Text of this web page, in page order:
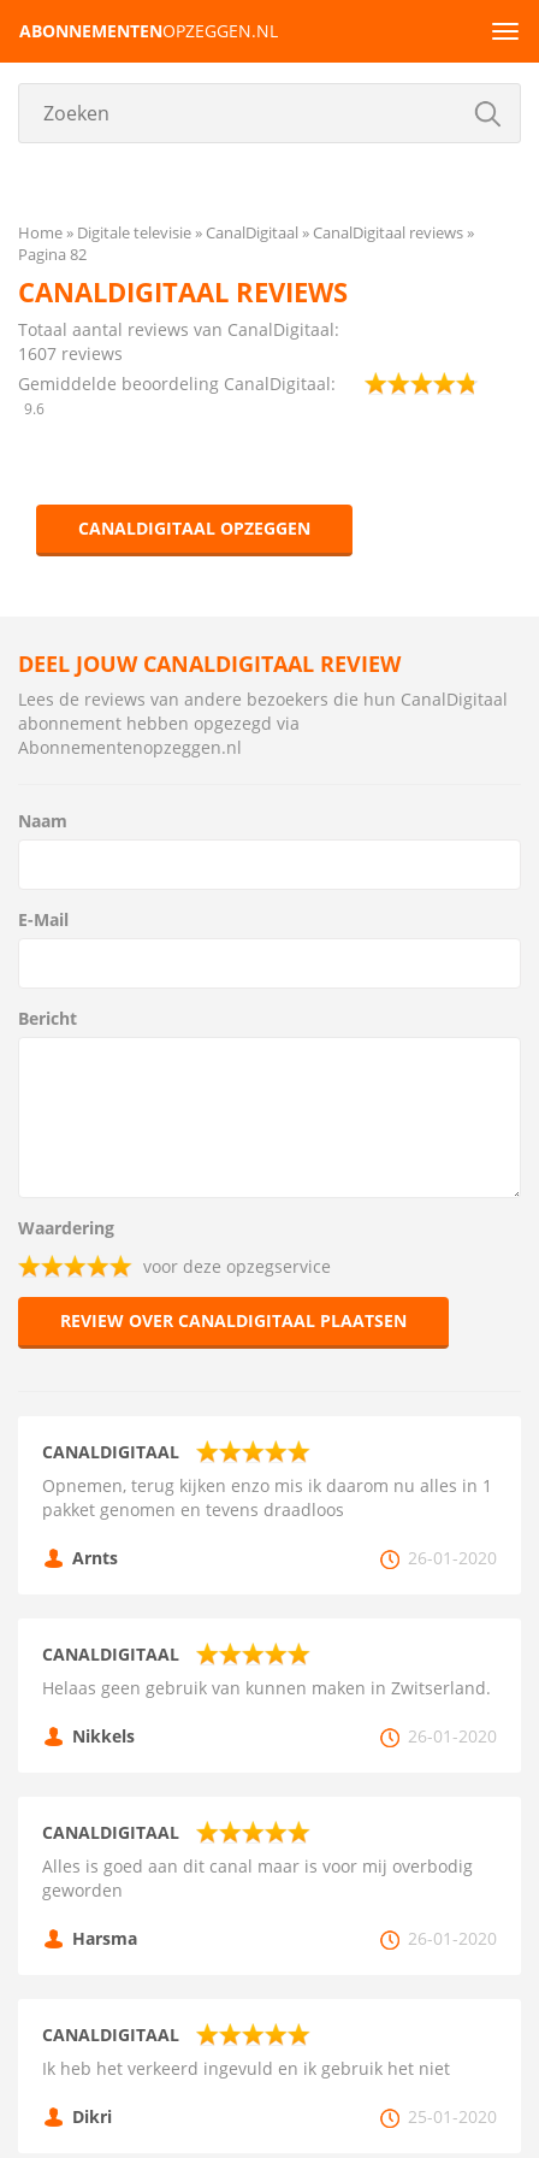
ABONNEMENTENOPZEGGEN.NL
Home Digitale televisie CanalDigitaal
CanalDigitaal reviews
Pagina 82
CANALDIGITAAL REVIEWS
Totaal aantal reviews van CanalDigitaal:
1607 reviews
Gemiddelde beoordeling CanalDigitaal:
9.6
CANALDIGITAAL OPZEGGEN
DEEL JOUW CANALDIGITAAL REVIEW
Lees de reviews van andere bezoekers die hun CanalDigitaal
abonnement hebben opgezegd via
Abonnementenopzeggen.nl
Naam
E-Mail
Bericht
Waardering
voor deze opzegservice
REVIEW OVER CANALDIGITAAL PLAATSEN
CANALDIGITAAL
Opnemen, terug kijken enzo mis ik daarom nu alles in 1
pakket genomen en tevens draadloos
Arnts 26-01-2020
CANALDIGITAAL
Helaas geen gebruik van kunnen maken in Zwitserland.
Nikkels 26-01-2020
CANALDIGITAAL
Alles is goed aan dit canal maar is voor mij overbodig
geworden
Harsma 26-01-2020
CANALDIGITAAL
Ik heb het verkeerd ingevuld en ik gebruik het niet
Dikri 25-01-2020